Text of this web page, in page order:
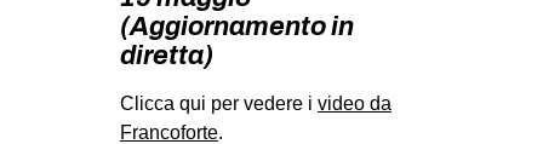
ZAM
MOBILITAZIONI
(Aggiornamento in
diretta)
Clicca qui per vedere i video da
Francoforte.